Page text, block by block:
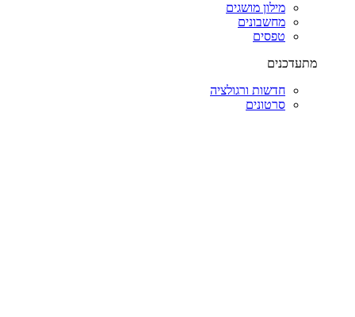
מילון מושגים
מחשבונים
טפסים
מתעדכנים
חדשות ורגולציה
סרטונים